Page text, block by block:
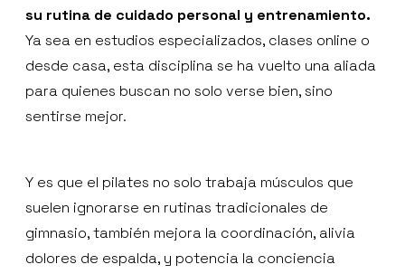
su rutina de cuidado personal y entrenamiento.
Ya sea en estudios especializados, clases online o
desde casa, esta disciplina se ha vuelto una aliada
para quienes buscan no solo verse bien, sino
sentirse mejor.
Y es que el pilates no solo trabaja músculos que
suelen ignorarse en rutinas tradicionales de
gimnasio, también mejora la coordinación, alivia
dolores de espalda, y potencia la conciencia